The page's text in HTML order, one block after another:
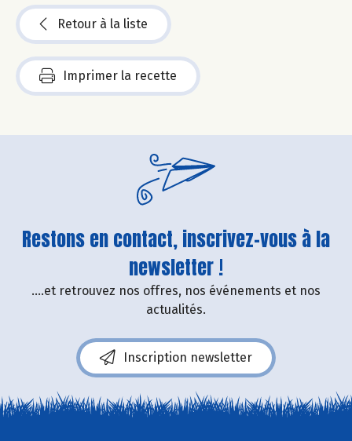
Retour à la liste
Imprimer la recette
Restons en contact, inscrivez-vous à la
newsletter !
....et retrouvez nos offres, nos événements et nos
actualités.
Inscription newsletter